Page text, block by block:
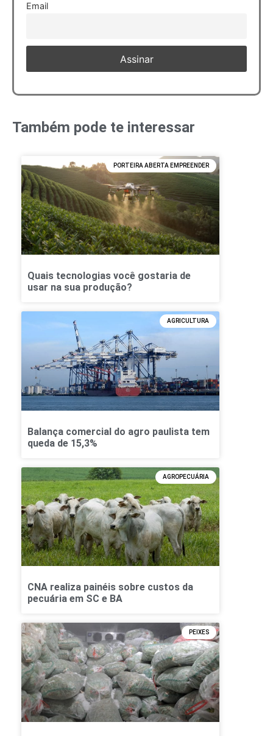
Email
Também pode te interessar
PORTEIRA ABERTA EMPREENDER
Quais tecnologias você gostaria de
usar na sua produção?
AGRICULTURA
Balança comercial do agro paulista tem
queda de 15,3%
AGROPECUÁRIA
CNA realiza painéis sobre custos da
pecuária em SC e BA
PEIXES